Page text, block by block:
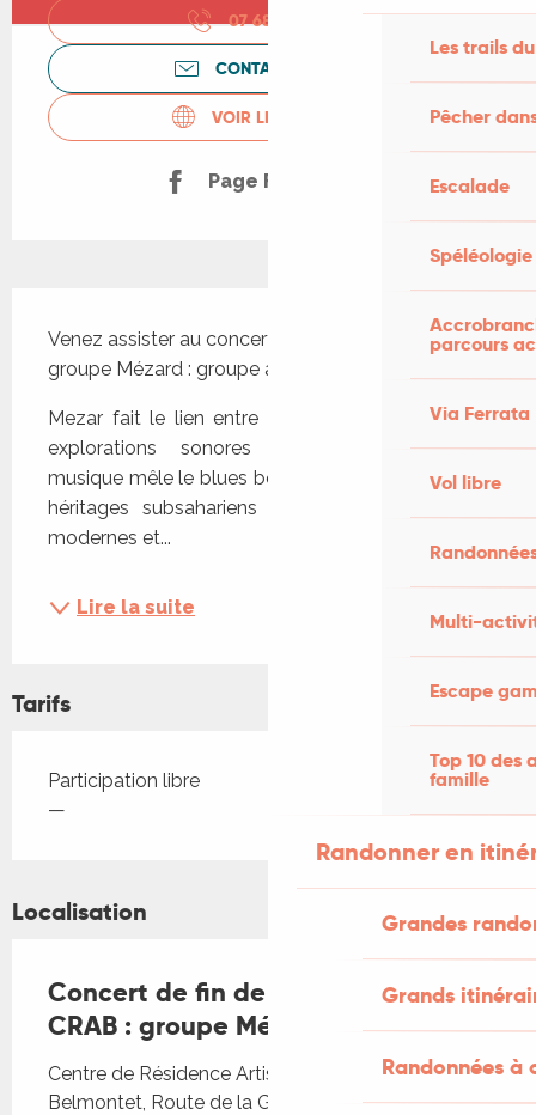
Les trails
Pêcher
Escalade
Spéléologie
parcours
Via Ferrata
Vol libre
Multi-
Escape
Top 10 des
famille
Randonner en
Grandes
Grands
Randonnées
07 68 32 96
CONTACTEZ-NOUS
VOIR LES SITES WEB
Page Facebook
Venez assister au concert de fin de résidence du
groupe Mézard : groupe afro blues oriental.
Mezar fait le lien entre traditions ancestrales et
explorations sonores contemporaines. Leur
musique mêle le blues bédouin - puisant dans les
héritages subsahariens – à des textures plus
modernes et...
Lire la suite
Tarifs
Tarifs 2026
Participation libre
—
Localisation
Concert de fin de résidence au
CRAB : groupe Mézard
Centre de Résidence Artistique de Belmontet
Belmontet, Route de la Gariotte, Belmontet,